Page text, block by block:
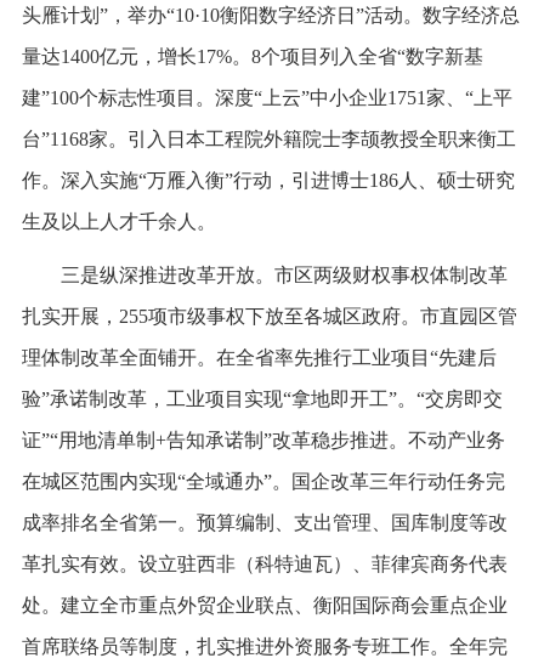
头雁计划”，举办“10·10衡阳数字经济日”活动。数字经济总
量达1400亿元，增长17%。8个项目列入全省“数字新基
建”100个标志性项目。深度“上云”中小企业1751家、“上平
台”1168家。引入日本工程院外籍院士李颉教授全职来衡工
作。深入实施“万雁入衡”行动，引进博士186人、硕士研究
生及以上人才千余人。
三是纵深推进改革开放。市区两级财权事权体制改革
扎实开展，255项市级事权下放至各城区政府。市直园区管
理体制改革全面铺开。在全省率先推行工业项目“先建后
验”承诺制改革，工业项目实现“拿地即开工”。“交房即交
证”“用地清单制+告知承诺制”改革稳步推进。不动产业务
在城区范围内实现“全域通办”。国企改革三年行动任务完
成率排名全省第一。预算编制、支出管理、国库制度等改
革扎实有效。设立驻西非（科特迪瓦）、菲律宾商务代表
处。建立全市重点外贸企业联点、衡阳国际商会重点企业
首席联络员等制度，扎实推进外资服务专班工作。全年完